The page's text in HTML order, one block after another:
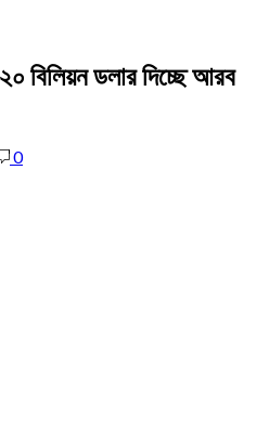
বিলিয়ন ডলার দিচ্ছে আরব
0